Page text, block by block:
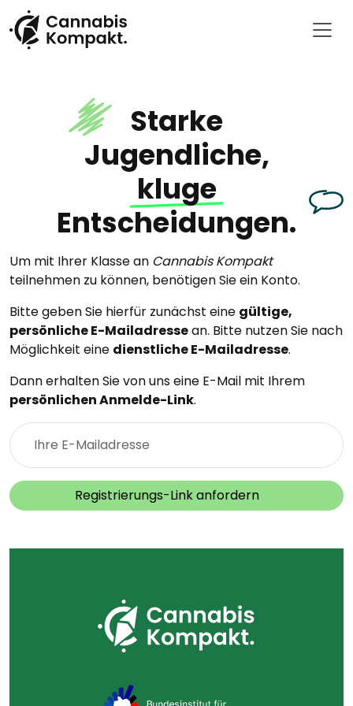
Starke
Jugendliche,
kluge
Entscheidungen.
Um mit Ihrer Klasse an Cannabis Kompakt
teilnehmen zu können, benötigen Sie ein Konto.
Bitte geben Sie hierfür zunächst eine gültige,
persönliche E-Mailadressean. Bitte nutzen Sie nach
Möglichkeit eine dienstliche E-Mailadresse.
Dann erhalten Sie von uns eine E-Mail mit Ihrem
persönlichen Anmelde-Link.
Ihre E-Mailadresse
Registrierungs-Link anfordern